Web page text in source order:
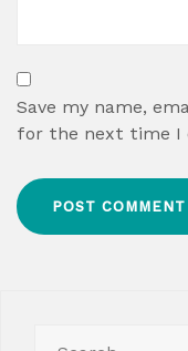
Save my name,
for the next time I